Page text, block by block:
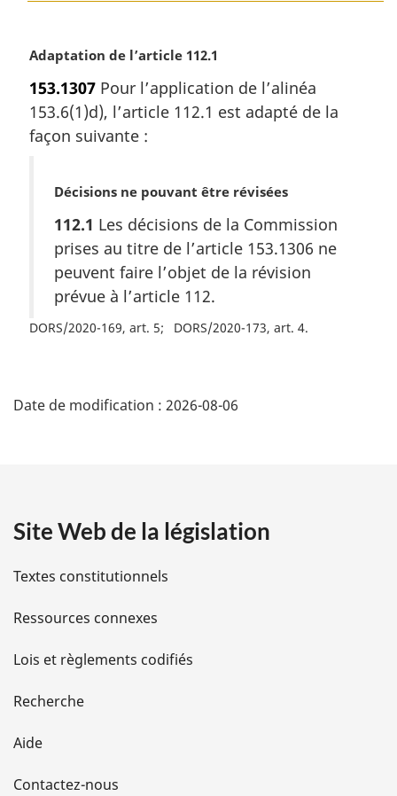
N
t
e
m
Adaptation de l’article 112.1
153.1307 Pour l’application de l’alinéa
153.6(1)d), l’article 112.1 est adapté de la
façon suivante :
N
t
e
m
a
r
g
l
Décisions ne pouvant être révisées
112.1 Les décisions de la Commission
prises au titre de l’article 153.1306 ne
peuvent faire l’objet de la révision
prévue à l’article 112.
DORS/2020-169, art. 5 DORS/2020-173, art. 4
é
i
l
s
d
e
l
Date de modification : 2026-08-06
Site Web de la législation
Textes constitutionnels
Ressources connexes
Lois et règlements codifiés
Recherche
Aide
Contactez-nous